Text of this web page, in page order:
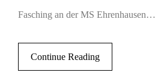
Fasching an der MS Ehrenhausen…
Continue Reading